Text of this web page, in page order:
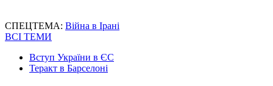
СПЕЦТЕМА: Війна в Ірані
ВСІ ТЕМИ
Вступ України в ЄС
Теракт в Барселоні